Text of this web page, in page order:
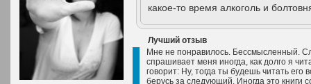
какое-то время алкоголь и
Лучший отзыв
Мне не понравилось. Бессмысленный.
спрашивает меня иногда, как долго я
говорит: Ну, тогда ты будешь читать
берусь за следующий. Иногда это книги